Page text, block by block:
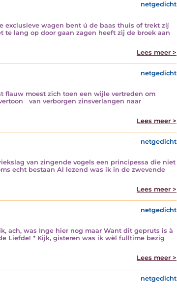
netgedicht
exclusieve wagen bent ú de baas thuis of trekt zíj
te lang op door gaan zagen heeft zij de broek aan
Lees meer >
netgedicht
flauw moest zich toen een wijle vertreden om
van verborgen zinsverlangen naar
Lees meer >
netgedicht
van zingende vogels een principessa die niet
echt bestaan Al lezend was ik in de zwevende
Lees meer >
netgedicht
ach, was Inge hier nog maar Want dit gepruts is à
Liefde! * Kijk, gisteren was ik wèl fulltime bezig
Lees meer >
netgedicht